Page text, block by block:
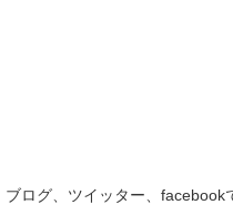
ブログ、ツイッター、facebook